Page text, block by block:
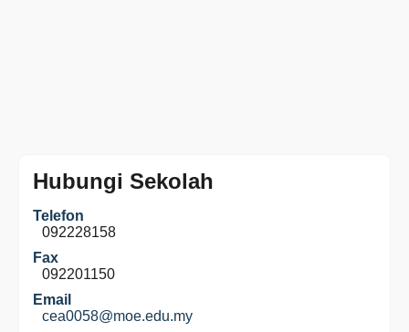
Hubungi Sekolah
Telefon
092228158
Fax
092201150
Email
cea0058@moe.edu.my